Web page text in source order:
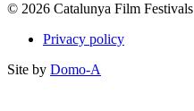
© 2026 Catalunya Film Festivals
Privacy policy
Site by Domo-A